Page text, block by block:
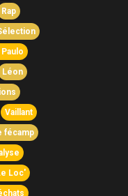
Rap
Léon
Vaillant
fécamp
Loc'